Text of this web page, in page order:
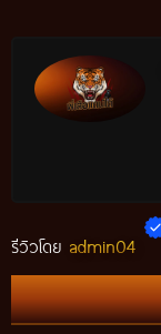
รีวิวโดย admin04